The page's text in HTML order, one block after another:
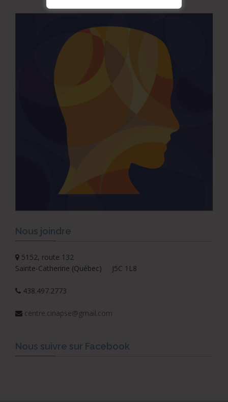
Nous joindre
5152, route 132
Sainte-Catherine (Québec) J5C 1L8
438.497.2773
centre.cinapse@gmail.com
Nous suivre sur Facebook